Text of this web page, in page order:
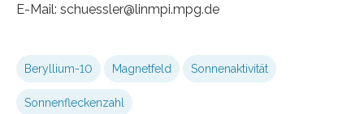
E-Mail: schuessler@linmpi.mpg.de
Beryllium-10 Magnetfeld Sonnenaktivität
Sonnenfleckenzahl